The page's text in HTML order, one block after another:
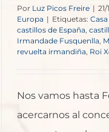
Por Luz Picos Freire |
Europa | Etiquetas:
castillos de España
Irmandade Fusquenlla
revuelta irmandiña Roi
Nos vamos hasta
acercarnos al